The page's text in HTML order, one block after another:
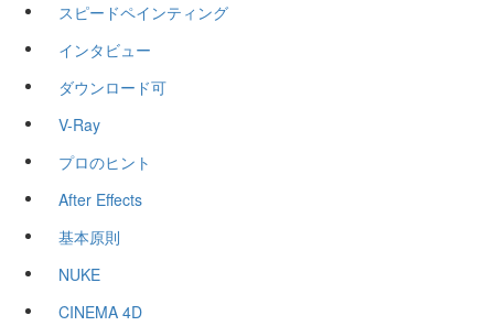
スピードペインティング
インタビュー
ダウンロード可
V-Ray
プロのヒント
After Effects
基本原則
NUKE
CINEMA 4D